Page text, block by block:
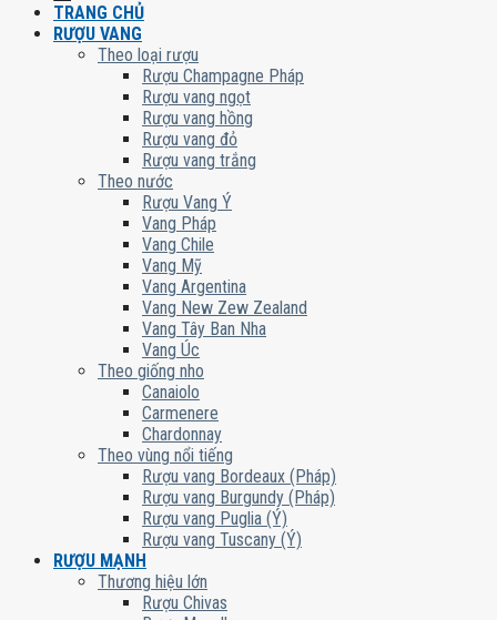
TRANG CHỦ
RƯỢU VANG
Theo loại rượu
Rượu Champagne Pháp
Rượu vang ngọt
Rượu vang hồng
Rượu vang đỏ
Rượu vang trắng
Theo nước
Rượu Vang Ý
Vang Pháp
Vang Chile
Vang Mỹ
Vang Argentina
Vang New Zew Zealand
Vang Tây Ban Nha
Vang Úc
Theo giống nho
Canaiolo
Carmenere
Chardonnay
Theo vùng nổi tiếng
Rượu vang Bordeaux (Pháp)
Rượu vang Burgundy (Pháp)
Rượu vang Puglia (Ý)
Rượu vang Tuscany (Ý)
RƯỢU MẠNH
Thương hiệu lớn
Rượu Chivas